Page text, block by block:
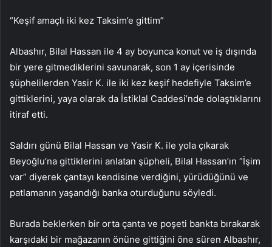
“Keşif amaçlı iki kez Taksim’e gittim”
Albashır, Bilal Hassan ile 4 ay boyunca konut ve iş dışında
bir yere gitmediklerini savunarak, son 1 ay içerisinde
şüphelilerden Yasir K. ile iki kez keşif hedefiyle Taksim’e
gittiklerini, yaya olarak da İstiklal Caddesi’nde dolaştıklarını
itiraf etti.
Saldırı günü Bilal Hassan ve Yasir K. ile yola çıkarak
Beyoğlu’na gittiklerini anlatan şüpheli, Bilal Hassan’ın “İşim
var” diyerek çantayı kendisine verdiğini, yürüdüğünü ve
patlamanın yaşandığı banka oturduğunu söyledi.
Burada beklerken bir orta çanta ve poşeti bankta bırakarak
karşıdaki bir mağazanın önüne gittiğini öne süren Albashır,